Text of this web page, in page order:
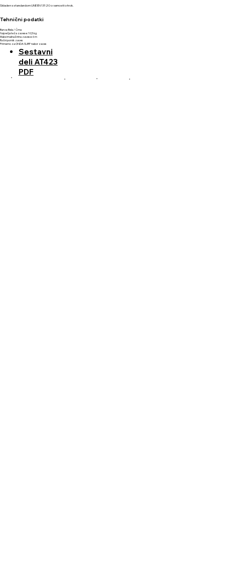
Skladen s standardom UNE EN 13120 o varnosti otrok.
Tehnični podatki
Barva: Bela / Črna
Največja teža zavese: 10,5 kg
Maksimalna širina zavese: 6 m
Ročni pomik zaves
Primerno za ONDA SURF nabor zaves
Sestavni
deli AT423
PDF